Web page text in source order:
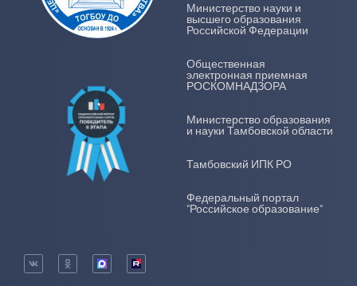
Министерство науки и
высшего образования
Российской Федерации
Общественная
электронная приемная
РОСКОМНАДЗОРА
Министерство образования
и науки Тамбовской области
Тамбовский ИПК РО
Федеральный портал
"Российское образование"